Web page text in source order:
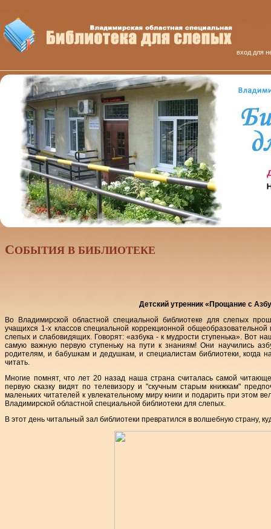
вход для
CОБЫТИЯ В БИБЛИОТЕКЕ
Детский утренник «Прощание с
Во Владимирской областной специальной библиотеке для слепых
учащихся 1-х классов специальной коррекционной
слепых и слабовидящих. Говорят: «азбука - к мудрости ступенька». Вот
самую важную первую ступеньку на пути к знаниям! Они научились
родителям, и бабушкам и дедушкам, и специалистам библиотеки, когда
читать.
Многие помнят, что лет 20 назад наша страна считалась самой
первую сказку видят по телевизору и "скучным старым книжкам"
маленьких читателей к увлекательному миру книги и подарить при этом
Владимирской областной специальной библиотеки для слепых.
В этот день читальный зал библиотеки превратился в волшебную страну,